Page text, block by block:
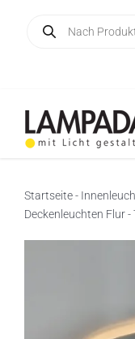
search
Online-Shop
Startseite-
Deckenleuchten Flur-